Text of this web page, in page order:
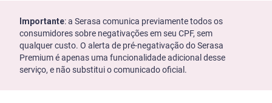
Importante: a Serasa comunica previamente todos os
consumidores sobre negativações em seu CPF, sem
qualquer custo. O alerta de pré-negativação do Serasa
Premium é apenas uma funcionalidade adicional desse
serviço, e não substitui o comunicado oficial.